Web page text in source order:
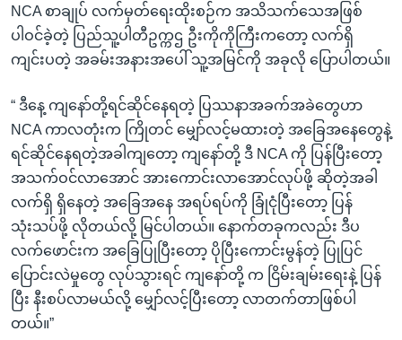
NCA စာချုပ် လက်မှတ်ရေးထိုးစဉ်က အသိသက်သေအဖြစ်
ပါဝင်ခဲ့တဲ့ ပြည်သူ့ပါတီဥက္ကဌ ဦးကိုကိုကြီးကတော့ လက်ရှိ
ကျင်းပတဲ့ အခမ်းအနားအပေါ် သူ့အမြင်ကို အခုလို ပြောပါတယ်။
“ ဒီနေ့ ကျနော်တို့ရင်ဆိုင်နေရတဲ့ ပြဿနာအခက်အခဲတွေဟာ
NCA ကာလတုံးက ကြိုတင် မျှော်လင့်မထားတဲ့ အခြေအနေတွေနဲ့
ရင်ဆိုင်နေရတဲ့အခါကျတော့ ကျနော်တို့ ဒီ NCA ကို ပြန်ပြီးတော့
အသက်ဝင်လာအောင် အားကောင်းလာအောင်လုပ်ဖို့ ဆိုတဲ့အခါ
လက်ရှိ ရှိနေတဲ့ အခြေအနေ အရပ်ရပ်ကို ခြုံငုံပြီးတော့ ပြန်
သုံးသပ်ဖို့ လိုတယ်လို့ မြင်ပါတယ်။ နောက်တခုကလည်း ဒီပ
လက်ဖောင်းက အခြေပြုပြီးတော့ ပိုပြီးကောင်းမွန်တဲ့ ပြုပြင်
ပြောင်းလဲမှုတွေ လုပ်သွားရင် ကျနော်တို့ က ငြိမ်းချမ်းရေးနဲ့ ပြန်
ပြီး နီးစပ်လာမယ်လို့ မျှော်လင့်ပြီးတော့ လာတက်တာဖြစ်ပါ
တယ်။”